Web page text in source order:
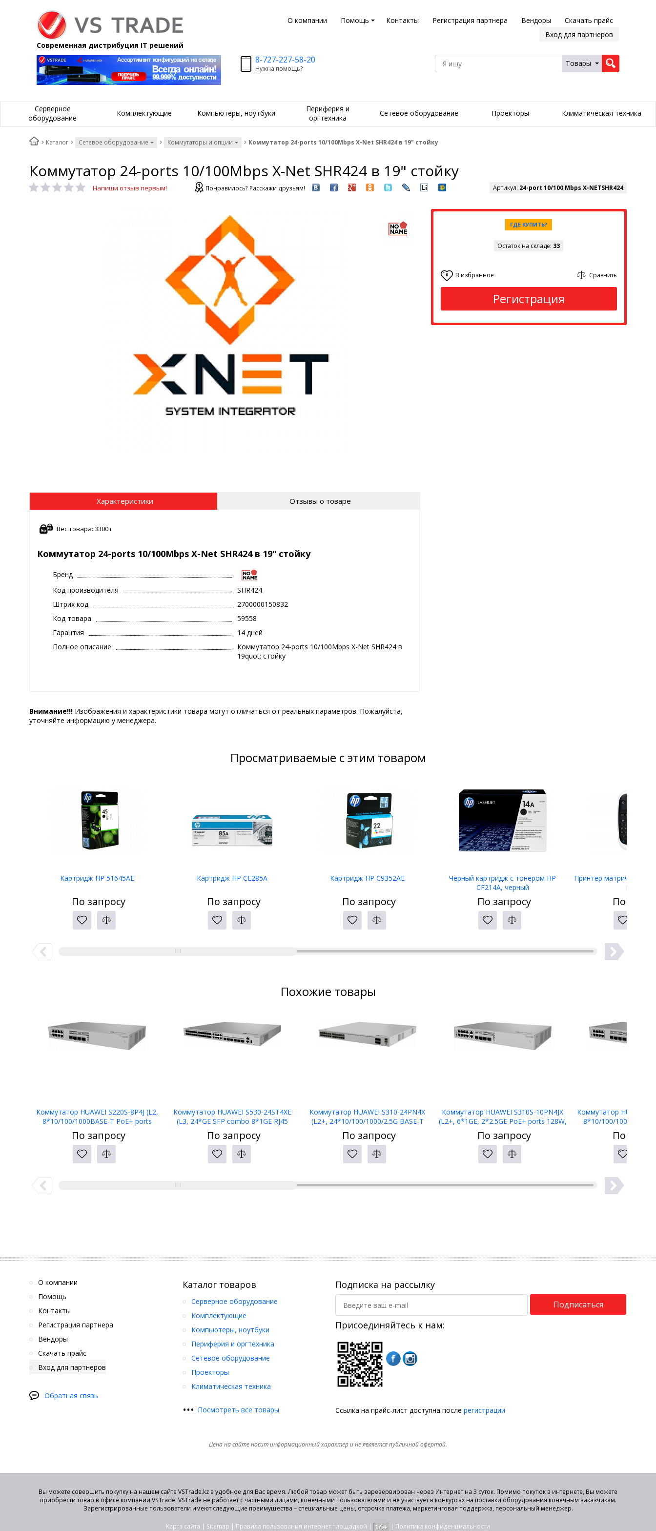
О компании Помощь Контакты Регистрация партнера Вендоры
Скачать прайс
Вход для партнеров
Современная дистрибуция IT решений
8-727-227-58-20
Нужна помощь?
Товары
Серверное
оборудование
Комплектующие Компьютеры, ноутбуки
Периферия и
оргтехника
Сетевое оборудование Проекторы Климатическая техника
Каталог Сетевое оборудование Коммутаторы и опции Коммутатор 24-ports 10/100Mbps X-Net SHR424 в 19" стойку
Коммутатор 24-ports 10/100Mbps X-Net SHR424 в 19" стойку
Напиши отзыв первым! Понравилось? Расскажи друзьям! Артикул: 24-port 10/100 Mbps X-NETSHR424
ГДЕ КУПИТЬ?
Остаток на складе: 33
0 В избранное Сравнить
Регистрация
Характеристики Отзывы о товаре
Вес товара: 3300 г
Коммутатор 24-ports 10/100Mbps X-Net SHR424 в 19" стойку
Бренд
Код производителя
SHR424
Штрих код
2700000150832
Код товара
59558
Гарантия
14 дней
Полное описание
Коммутатор 24-ports 10/100Mbps X-Net SHR424 в
19quot; стойку
Внимание!!! Изображения и характеристики товара могут отличаться от реальных параметров. Пожалуйста,
уточняйте информацию у менеджера.
Просматриваемые с этим товаром
Картридж HP 51645AE
По запросу
Картридж HP CE285A
По запросу
Картридж HP C9352AE
По запросу
Черный картридж с тонером HP
CF214A, черный
По запросу
Принтер матричный
LW-400
По
Похожие товары
Коммутатор HUAWEI S220S-8P4J (L2,
8*10/100/1000BASE-T PoE+ ports
128W, 4*2.5GE SFP ports, AC power,
Fanless)
По запросу
Коммутатор HUAWEI S530-24ST4XE
(L3, 24*GE SFP combo 8*1GE RJ45
ports, 4*10GE SFP+, 2*10GE SFP+ stack
ports, Dual AC)
По запросу
Коммутатор HUAWEI S310-24PN4X
(L2+, 24*10/100/1000/2.5G BASE-T
PoE+ ports 400W, 4*10GE SFP+ ports,
AC power)
По запросу
Коммутатор HUAWEI S310S-10PN4JX
(L2+, 6*1GE, 2*2.5GE PoE+ ports 128W,
2*1GE RJ45, 2*2.5GE SFP, 2*10GE SFP+
ports, AC)
По запросу
Коммутатор HUAWEI
8*10/100/1000BASE-
128W, 4*2.5GE SFP
Fanless)
По
О компании
Помощь
Контакты
Регистрация партнера
Вендоры
Скачать прайс
Вход для партнеров
Обратная связь
Каталог товаров
Серверное оборудование
Комплектующие
Компьютеры, ноутбуки
Периферия и оргтехника
Сетевое оборудование
Проекторы
Климатическая техника
••• Посмотреть все товары
Подписка на рассылку
Подписаться
Присоединяйтесь к нам:
Ссылка на прайс-лист доступна после регистрации
Цена на сайте носит информационный характер и не является публичной офертой.
Вы можете совершить покупку на нашем сайте VSTrade.kz в удобное для Вас время. Любой товар может быть зарезервирован через Интернет на 3 суток. Помимо покупок в интернете, Вы можете
приобрести товар в офисе компании VSTrade. VSTrade не работает с частными лицами, конечными пользователями и не участвует в конкурсах на поставки оборудования конечным заказчикам.
Зарегистрированные пользователи имеют следующие преимущества – специальные цены, отсрочка платежа, маркетинговая поддержка, персональный менеджер.
Карта сайта | Sitemap | Правила пользования интернет площадкой | | Политика конфиденциальности